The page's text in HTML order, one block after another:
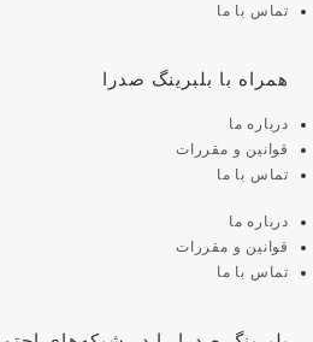
تماس با ما
همراه با بلبرینگ صدرا
درباره ما
قوانین و مقررات
تماس با ما
درباره ما
قوانین و مقررات
تماس با ما